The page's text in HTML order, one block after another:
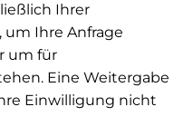
Ihrer
Ihre Anfrage
um für
Eine Weitergabe
Einwilligung nicht